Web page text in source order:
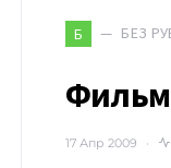
Б БЕЗ
17 Апр 2009